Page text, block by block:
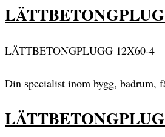
LÄTTBETONGPLUGG 12X60-4
Din specialist inom bygg, badrum,